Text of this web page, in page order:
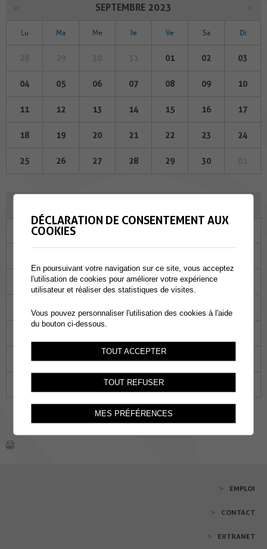
SEPTEMBRE 2023
Lu Ma Me Je Ve Sa Di
01 02 03
04 05 06 07 08 09 10
11 12 13 14 15 16 17
18 19 20 21 22 23 24
25 26 27 28 29 30
Ma
03 04 05 06 07
24 25 26 27 28
02
EMPLOI
CONTACT
EXTRANET
DÉCLARATION DE CONSENTEMENT AUX
COOKIES
En poursuivant votre navigation sur ce site, vous acceptez
l'utilisation de cookies pour améliorer votre expérience
utilisateur et réaliser des statistiques de visites.
Vous pouvez personnaliser l'utilisation des cookies à l'aide
du bouton ci-dessous.
TOUT ACCEPTER
TOUT REFUSER
MES PRÉFÉRENCES